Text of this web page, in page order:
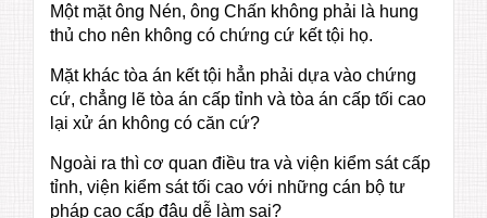
Một mặt ông Nén, ông Chấn không phải là hung
thủ cho nên không có chứng cứ kết tội họ.
Mặt khác tòa án kết tội hẳn phải dựa vào chứng
cứ, chẳng lẽ tòa án cấp tỉnh và tòa án cấp tối cao
lại xử án không có căn cứ?
Ngoài ra thì cơ quan điều tra và viện kiểm sát cấp
tỉnh, viện kiểm sát tối cao với những cán bộ tư
pháp cao cấp đâu dễ làm sai?